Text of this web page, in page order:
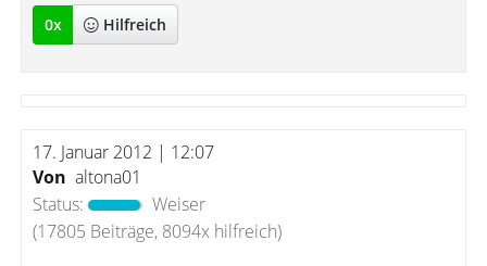
0x Hilfreich
17. Januar 2012 | 12:07
Von altona01
Status:
Weiser
(17805 Beiträge, 8094x hilfreich)